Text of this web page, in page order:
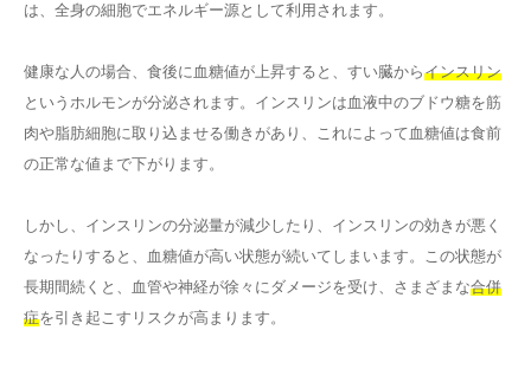
は、全身の細胞でエネルギー源として利用されます。
健康な人の場合、食後に血糖値が上昇すると、すい臓からインスリン
というホルモンが分泌されます。インスリンは血液中のブドウ糖を筋
肉や脂肪細胞に取り込ませる働きがあり、これによって血糖値は食前
の正常な値まで下がります。
しかし、インスリンの分泌量が減少したり、インスリンの効きが悪く
なったりすると、血糖値が高い状態が続いてしまいます。この状態が
長期間続くと、血管や神経が徐々にダメージを受け、さまざまな合併
症を引き起こすリスクが高まります。